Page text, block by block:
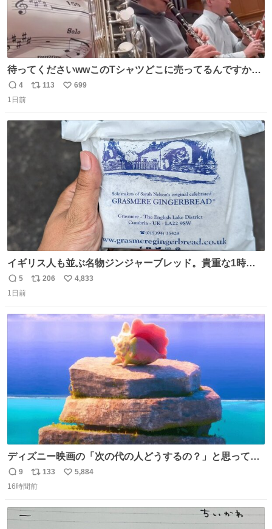
待ってくださいwwこのTシャツどこに売ってるんですか
www
返
信
4
リ
113
い
699
1日前
イギリス人も並ぶ名物ジンジャーブレッド。貴重な1時間
の自由時間のうち20分並んだ価値があるぐらい美味しかっ
たです。
返
信
5
リ
ト
206
い
4,833
1日前
ディズニー映画の「次の代の人どうするの？」と思ってし
まうもの
返
信
9
リ
ポ
ト
133
い
数
5,884
16時間前